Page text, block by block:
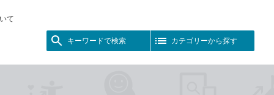
て
キーワードで検索 カテゴリーから探す